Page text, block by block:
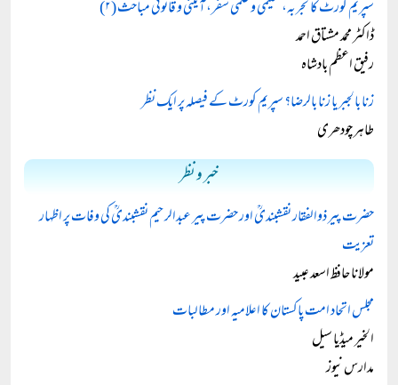
سپریم کورٹ کا تجربہ، تعلیمی و علمی سفر، آئینی و قانونی مباحث (۲)
ڈاکٹر محمد مشتاق احمد
رفیق اعظم بادشاہ
زنا بالجبر یا زنا بالرضا؟ سپریم کورٹ کے فیصلہ پر ایک نظر
طاہر چودھری
خبر و نظر
حضرت پیر ذوالفقار نقشبندیؒ اور حضرت پیر عبدالرحیم نقشبندیؒ کی وفات پر اظہار
تعزیت
مولانا حافظ اسعد عبید
مجلس اتحاد امت پاکستان کا اعلامیہ اور مطالبات
الخیر میڈیا سیل
مدارس نیوز